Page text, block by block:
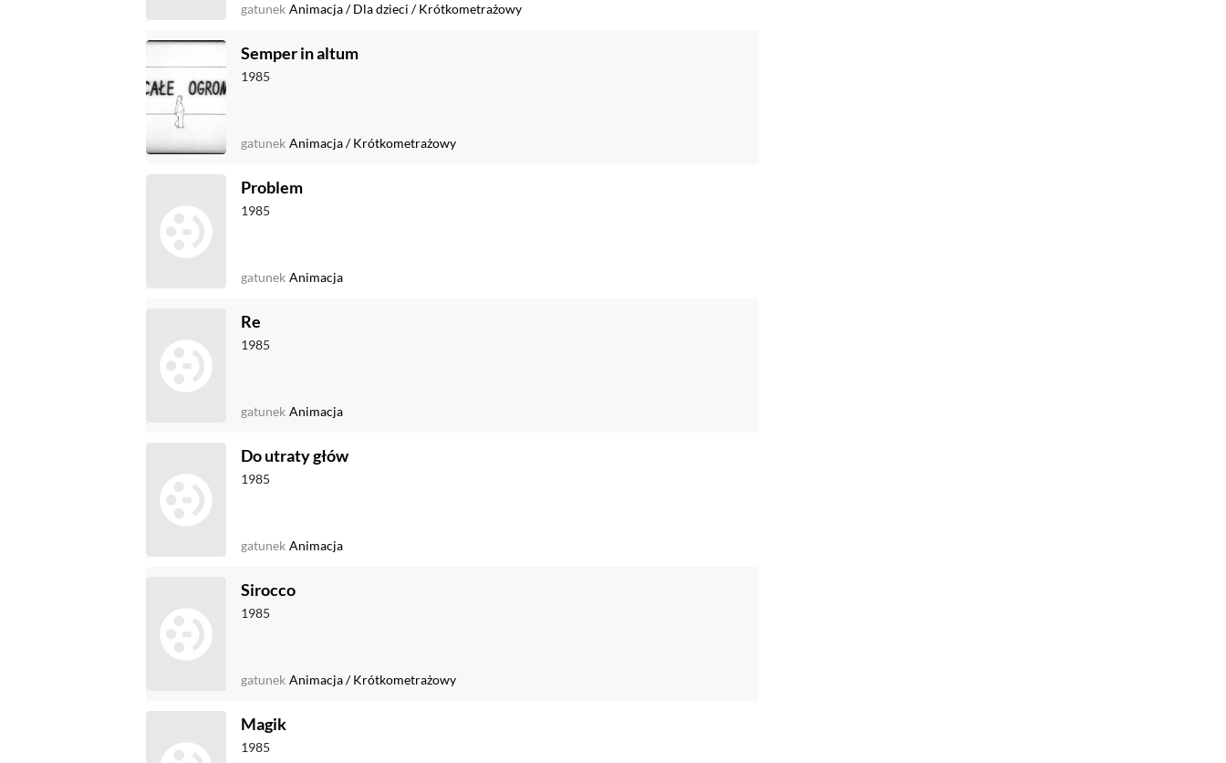
gatunek Animacja/Dla dzieci /Krótkometrażowy
Semper in altum
1985
gatunek Animacja/Krótkometrażowy
Problem
1985
gatunek Animacja
Re
1985
gatunek Animacja
Do utraty głów
1985
gatunek Animacja
Sirocco
1985
gatunek Animacja/Krótkometrażowy
Magik
1985